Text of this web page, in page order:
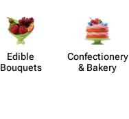
Edible
Bouquets
Confect​ionery
& Bakery